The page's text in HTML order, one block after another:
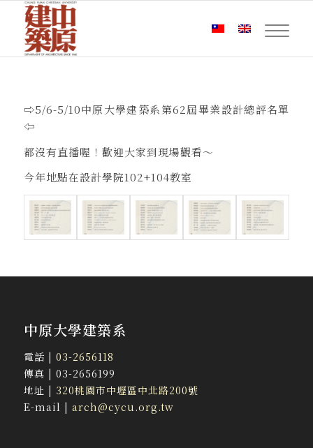
⇨5/6-5/10中原大學建築系第62屆畢業設計總評名單
⇦
都沒有直播喔！歡迎大家到現場觀看～
今年地點在設計學院102+104教室
中原大學建築系
電話 | 03-2656118
傳真 | 03-2656199
地址 | 320桃園市中壢區中北路200號
E-mail | arch@cycu.org.tw